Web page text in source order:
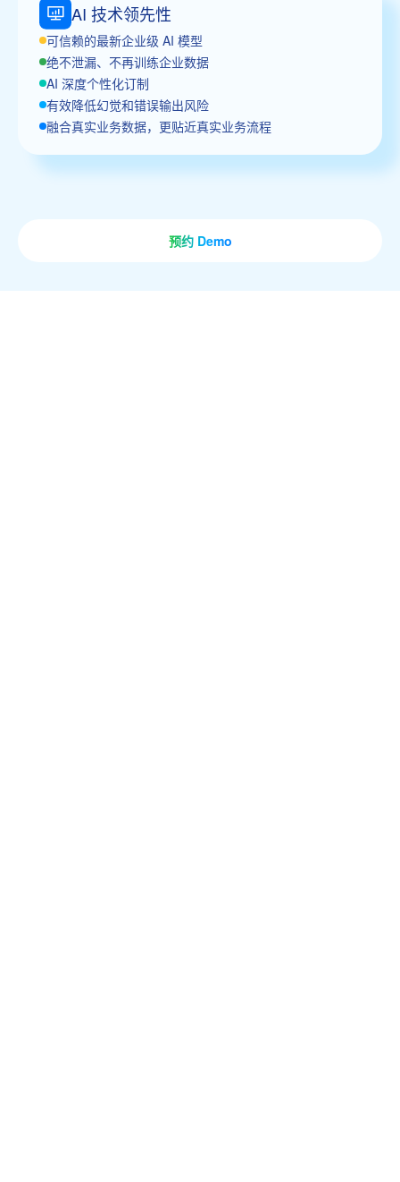
AI 技术领先性
可信赖的最新企业级 AI 模型
绝不泄漏、不再训练企业数据
AI 深度个性化订制
有效降低幻觉和错误输出风险
融合真实业务数据，更贴近真实业务流程
预约 Demo